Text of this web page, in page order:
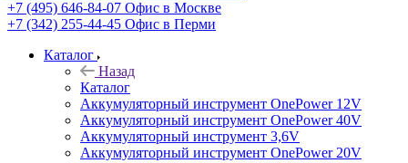
+7 (495) 646-84-07 Офис в Москве
+7 (342) 255-44-45 Офис в Перми
Каталог
Назад
Каталог
Аккумуляторный инструмент OnePower 12V
Аккумуляторный инструмент OnePower 40V
Аккумуляторный инструмент 3,6V
Аккумуляторный инструмент OnePower 20V